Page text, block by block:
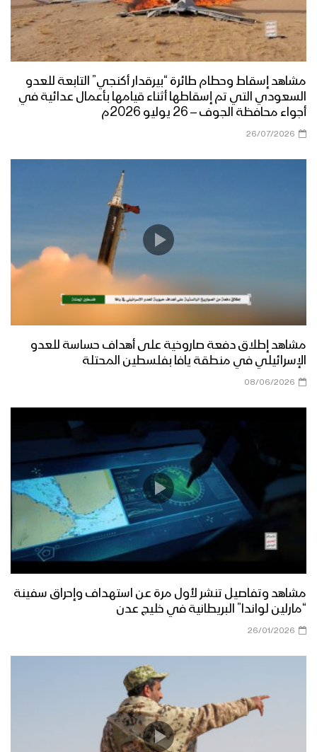
موجز مشاهد عملية النصر المبين المرحلة
الثانية “تحرير مديريتي ناطع ونعمان” في
محافظة البيضاء
المشاهد الكاملة للمرحلة الثانية من عملية
النصر المبين “تطهير مديريتي ناطع
ونعمان” بمحافظة البيضاء
النصر المبين “تطهير مديريتي ناطع
ونعمان”بمحافظة البيضاء
بيان متحدث القوات المسلحة عن المرحلة
الثانية من عملية النصر المبين “تطهير
مديريتي ناطع ونعمان”
نكال من مشاهد عملية النصر المبين لتحرير
مناطق واسعة من محافظة البيضاء –
مشاهد عملية “النصر المبين” لتحرير مناطق
إيجاز صحفي لمتحدث القوات المسلحة
للكشف عن تفاصيل عملية “النصر المبين”
في محافظة البيضاء ومشاهد موثقة من
العملية
بيان القوات المسلحة عن “عملية النصر
المبين” لتحرير عشرات المواقع في جبهات
البيضاء من العناصر التكفيرية
التكفيرية
مديرية الزاهر وعشرات المواقع في
الضحاكي والصومعة من العناصر التكفيرية
البيضاء – صد زحف واستعادة مناطق في
مديريتي الصومعة والزاهر بمحافظة
البيضاء وتكبيد العناصر التكفيرية خسائر
مشاهد إسقاط وحطام طائرة “بيرقدار أكنجي” التابعة للعدو
السعودي التي تم إسقاطها أثناء قيامها بأعمال عدائية في
أجواء محافظة الجوف – 26 يوليو 2026م
26/07/2026
مشاهد إطلاق دفعة صاروخية على أهداف حساسة للعدو
الإسرائيلي في منطقة يافا بفلسطين المحتلة
08/06/2026
مشاهد وتفاصيل تنشر لأول مرة عن استهداف وإحراق سفينة
“مارلين لواندا” البريطانية في خليج عدن
26/01/2026